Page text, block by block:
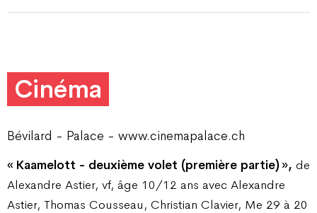
Cinéma
Bévilard - Palace - www.cinemapalace.ch
« Kaamelott - deuxième volet (première partie) », de
Alexandre Astier, vf, âge 10/12 ans avec Alexandre
Astier, Thomas Cousseau, Christian Clavier, Me 29 à 20